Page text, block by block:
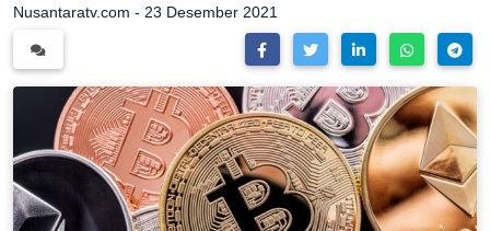
Nusantaratv.com - 23 Desember 2021